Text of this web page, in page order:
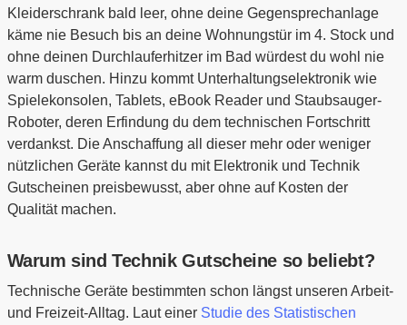
Kleiderschrank bald leer, ohne deine Gegensprechanlage
käme nie Besuch bis an deine Wohnungstür im 4. Stock und
ohne deinen Durchlauferhitzer im Bad würdest du wohl nie
warm duschen. Hinzu kommt Unterhaltungselektronik wie
Spielekonsolen, Tablets, eBook Reader und Staubsauger-
Roboter, deren Erfindung du dem technischen Fortschritt
verdankst. Die Anschaffung all dieser mehr oder weniger
nützlichen Geräte kannst du mit Elektronik und Technik
Gutscheinen preisbewusst, aber ohne auf Kosten der
Qualität machen.
Warum sind Technik Gutscheine so beliebt?
Technische Geräte bestimmten schon längst unseren Arbeit-
und Freizeit-Alltag. Laut einer Studie des Statistischen